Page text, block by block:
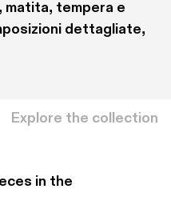
matita, tempera e
dettagliate,
Explore the collection
in the